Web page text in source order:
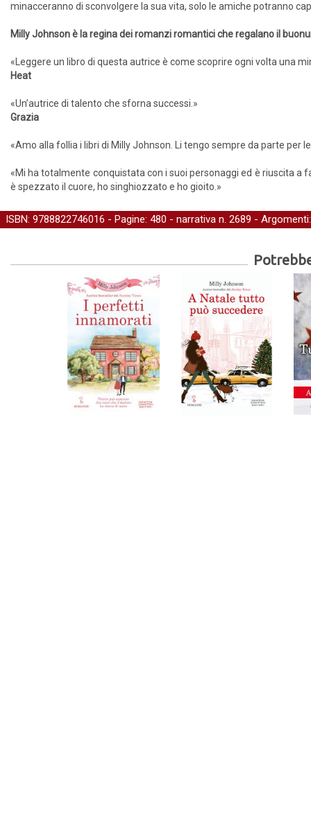
minacceranno di sconvolgere la sua vita, solo le amiche potranno
Milly Johnson è la regina dei romanzi romantici che regalano il
«Leggere un libro di questa autrice è come scoprire ogni volta una
Heat
«Un’autrice di talento che sforna successi.»
Grazia
«Amo alla follia i libri di Milly Johnson. Li tengo sempre da parte per
«Mi ha totalmente conquistata con i suoi personaggi ed è riuscita a
è spezzato il cuore, ho singhiozzato e ho gioito.»
ISBN: 9788822746016 - Pagine: 480 - narrativa n. 2689 -